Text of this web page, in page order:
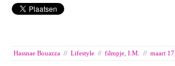
Hassnae Bouazza // Lifestyle // filmpje I.M. // maart